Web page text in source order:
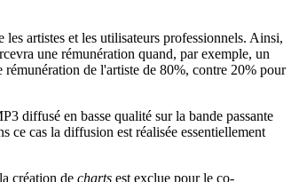
artistes et les utilisateurs professionnels. Ainsi,
une rémunération quand, par exemple, un
de l'artiste de 80%, contre 20% pour
diffusé en basse qualité sur la bande passante
ce cas la diffusion est réalisée essentiellement
création de charts est exclue pour le co-